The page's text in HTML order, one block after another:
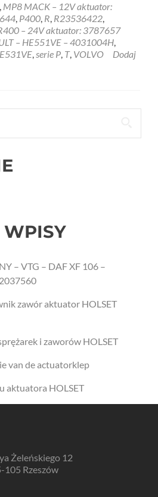
, MP8 MACK – 12V aktuator:
, P400, R, R23536422,
– 24V aktuator: 3787657
– HE551VE – 4031004H,
,serie P, T, VOLVO
Dodaj
WPISY
– VTG – DAF XF 106 –
zawór aktuator HOLSET
i zaworów HOLSET
van de actuatorklep
aktuatora HOLSET
Żeleńskiego 12
105 Rzeszów